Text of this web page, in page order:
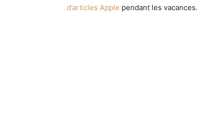
d’articles Apple pendant les vacances.